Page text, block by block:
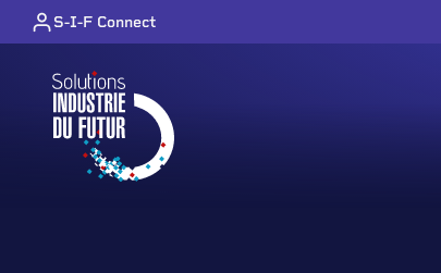
Skip to content
S-I-F Connect